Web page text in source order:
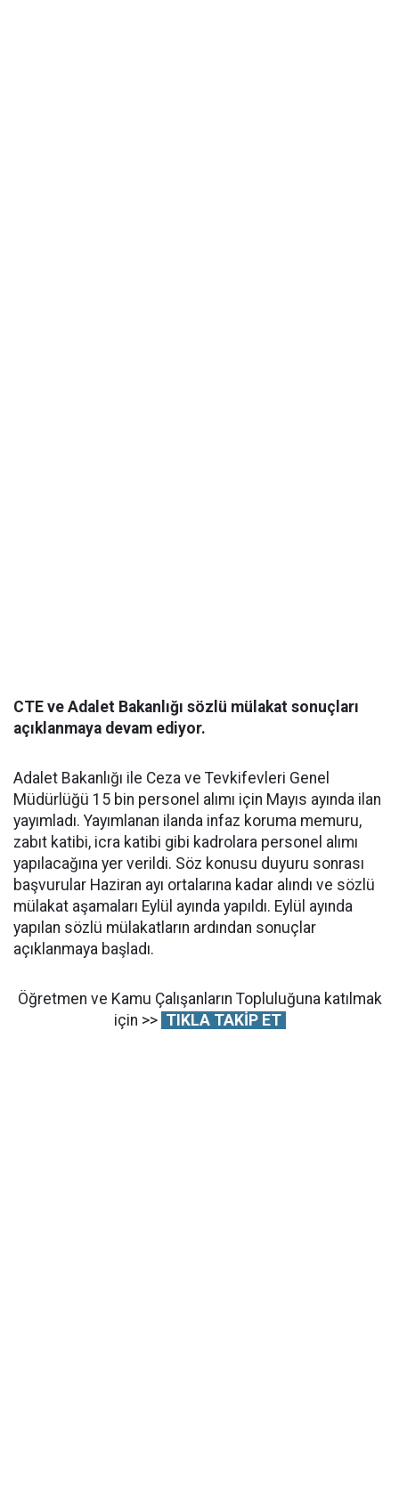
CTE ve Adalet Bakanlığı sözlü mülakat sonuçları
açıklanmaya devam ediyor.
Adalet Bakanlığı ile Ceza ve Tevkifevleri Genel
Müdürlüğü 15 bin personel alımı için Mayıs ayında ilan
yayımladı. Yayımlanan ilanda infaz koruma memuru,
zabıt katibi, icra katibi gibi kadrolara personel alımı
yapılacağına yer verildi. Söz konusu duyuru sonrası
başvurular Haziran ayı ortalarına kadar alındı ve sözlü
mülakat aşamaları Eylül ayında yapıldı. Eylül ayında
yapılan sözlü mülakatların ardından sonuçlar
açıklanmaya başladı.
Öğretmen ve Kamu Çalışanların Topluluğuna katılmak
için >> TIKLA TAKİP ET